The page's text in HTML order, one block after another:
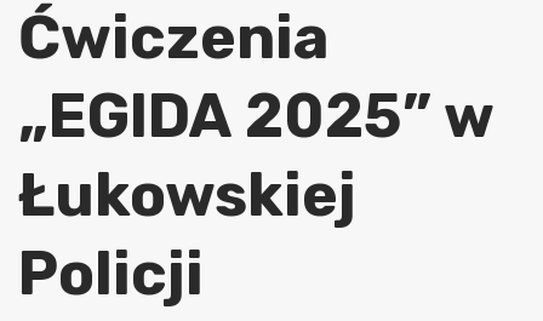
Ćwiczenia
„EGIDA 2025” w
Łukowskiej
Policji